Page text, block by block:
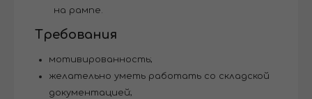
на рампе.
Требования
мотивированность;
желательно уметь работать со складской
документацией;